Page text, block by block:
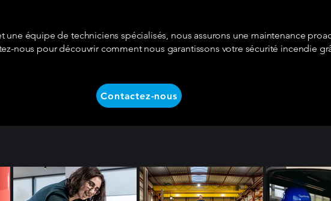
une équipe de techniciens spécialisés, nous assurons une maintenance
nous pour découvrir comment nous garantissons votre sécurité incendie
Contactez-nous